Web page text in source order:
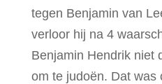
tegen Benjamin van
verloor hij na 4
Benjamin Hendrik niet
om te judoën. Dat was